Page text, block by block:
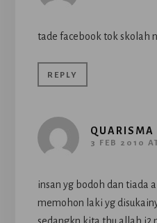
tade facebook tok skolah
REPLY
QUARISMA
3 FEB 2010
insan yg bodoh dan tiada
memohon laki yg
sedangkn kita thu allah i2